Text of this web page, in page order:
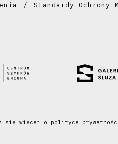
Standardy Ochrony
się więcej o polityce